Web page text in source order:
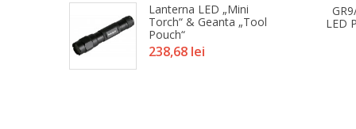
Lanterna LED „Mini
Torch“ & Geanta „Tool
Pouch“
Pret
238,68 lei
LED